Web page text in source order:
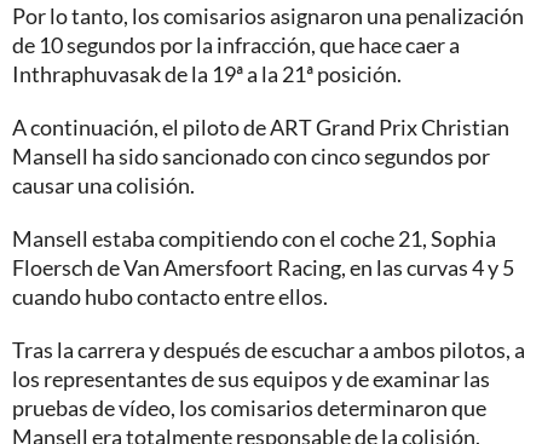
Por lo tanto, los comisarios asignaron una penalización
de 10 segundos por la infracción, que hace caer a
Inthraphuvasak de la 19ª a la 21ª posición.
A continuación, el piloto de ART Grand Prix Christian
Mansell ha sido sancionado con cinco segundos por
causar una colisión.
Mansell estaba compitiendo con el coche 21, Sophia
Floersch de Van Amersfoort Racing, en las curvas 4 y 5
cuando hubo contacto entre ellos.
Tras la carrera y después de escuchar a ambos pilotos, a
los representantes de sus equipos y de examinar las
pruebas de vídeo, los comisarios determinaron que
Mansell era totalmente responsable de la colisión.